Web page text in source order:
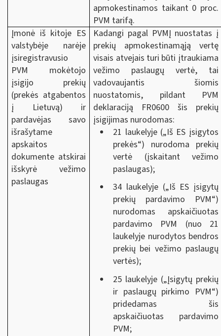
apmokestinamos taikant 0 proc.
PVM tarifą.
Įmonė iš kitoje ES
valstybėje narėje
įsiregistravusio
PVM mokėtojo
įsigijo prekių
(prekės atgabentos
į Lietuvą) ir
pardavėjas savo
išrašytame
apskaitos
dokumente atskirai
išskyrė vežimo
paslaugas
Kadangi pagal PVMĮ nuostatas į
prekių apmokestinamąją vertę
visais atvejais turi būti įtraukiama
vežimo paslaugų vertė, tai
vadovaujantis šiomis
nuostatomis, pildant PVM
deklaraciją FR0600 šis prekių
įsigijimas nurodomas:
21 laukelyje („Iš ES įsigytos
prekės“) nurodoma prekių
vertė (įskaitant vežimo
paslaugas);
34 laukelyje („Iš ES įsigytų
prekių pardavimo PVM“)
nurodomas apskaičiuotas
pardavimo PVM (nuo 21
laukelyje nurodytos bendros
prekių bei vežimo paslaugų
vertės);
25 laukelyje („Įsigytų prekių
ir paslaugų pirkimo PVM“)
pridedamas šis
apskaičiuotas pardavimo
PVM;